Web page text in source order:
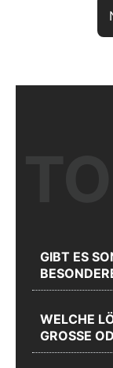
uns
Unseren
GIBT ES
WELCHE
GROSSE